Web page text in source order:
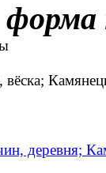
деревня;